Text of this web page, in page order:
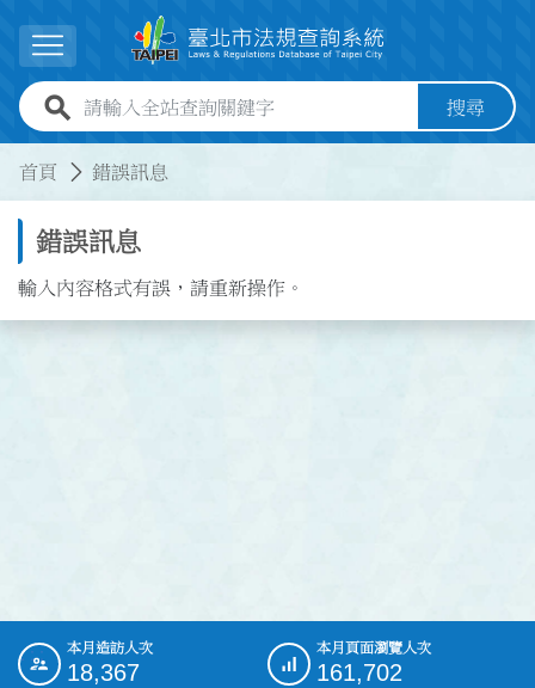
展開選單
全站查詢關鍵字欄位 搜尋
首頁 錯誤訊息
錯誤訊息
輸入內容格式有誤，請重新操作。
::: 本月造訪人次
18,367
本月頁面瀏覽人次
161,702